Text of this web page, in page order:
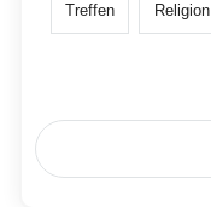
Treffen Religion